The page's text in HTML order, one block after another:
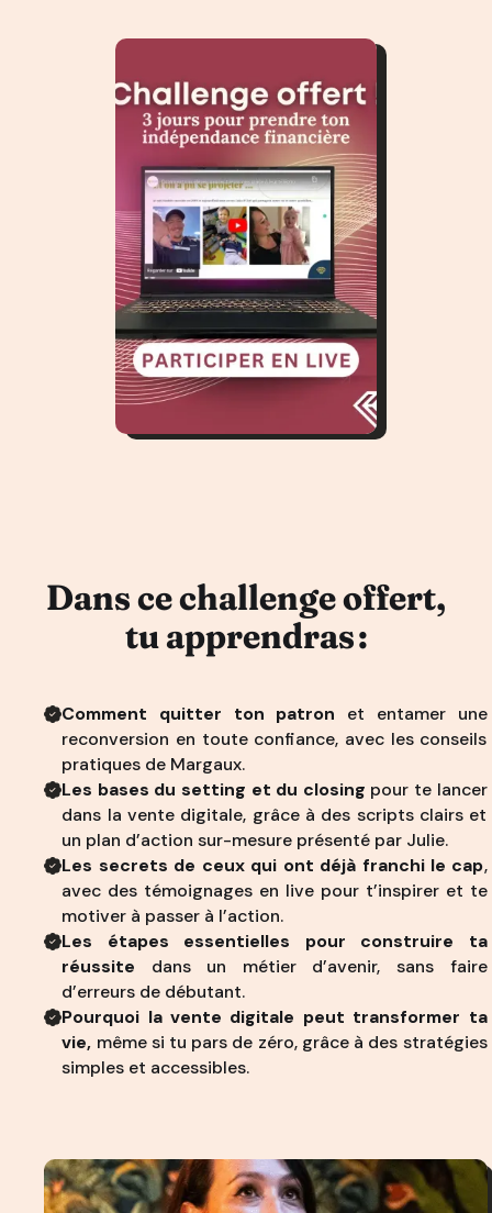
Dans ce challenge offert,
tu apprendras :
Comment quitter ton patron et entamer une
reconversion en toute confiance, avec les conseils
pratiques de Margaux.
Les bases du setting et du closing pour te lancer
dans la vente digitale, grâce à des scripts clairs et
un plan d’action sur-mesure présenté par Julie.
Les secrets de ceux qui ont déjà franchi le cap,
avec des témoignages en live pour t’inspirer et te
motiver à passer à l’action.
Les étapes essentielles pour construire ta
réussite dans un métier d’avenir, sans faire
d’erreurs de débutant.
Pourquoi la vente digitale peut transformer ta
vie, même si tu pars de zéro, grâce à des stratégies
simples et accessibles.